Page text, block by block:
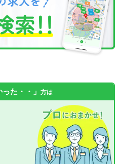
た・・」 方は